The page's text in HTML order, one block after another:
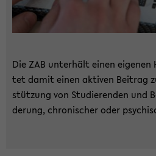
Die ZAB un­ter­hält einen
tet damit einen ak­ti­ven Bei­trag
stüt­zung von Stu­die­ren­den und
de­rung, chro­ni­scher oder